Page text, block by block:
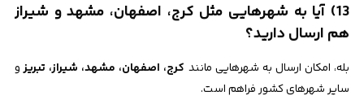
13) آیا به شهرهایی مثل کرج، اصفهان، مشهد و شیراز
هم ارسال دارید؟
بله، امکان ارسال به شهرهایی مانند کرج، اصفهان، مشهد، شیراز، تبریزو
سایر شهرهای کشور فراهم است.